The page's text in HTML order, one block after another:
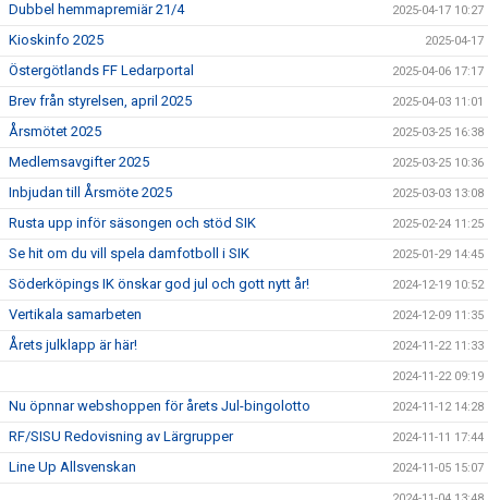
Dubbel hemmapremiär 21/4 2025-04-17 10:27
Kioskinfo 2025 2025-04-17
Östergötlands FF Ledarportal 2025-04-06 17:17
Brev från styrelsen, april 2025 2025-04-03 11:01
Årsmötet 2025 2025-03-25 16:38
Medlemsavgifter 2025 2025-03-25 10:36
Inbjudan till Årsmöte 2025 2025-03-03 13:08
Rusta upp inför säsongen och stöd SIK 2025-02-24 11:25
Se hit om du vill spela damfotboll i SIK 2025-01-29 14:45
Söderköpings IK önskar god jul och gott nytt år! 2024-12-19 10:52
Vertikala samarbeten 2024-12-09 11:35
Årets julklapp är här! 2024-11-22 11:33
2024-11-22 09:19
Nu öpnnar webshoppen för årets Jul-bingolotto 2024-11-12 14:28
RF/SISU Redovisning av Lärgrupper 2024-11-11 17:44
Line Up Allsvenskan 2024-11-05 15:07